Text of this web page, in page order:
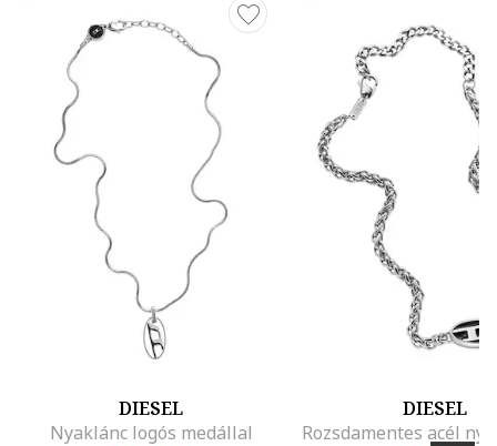
DIESEL
Nyaklánc logós medállal
DIESEL